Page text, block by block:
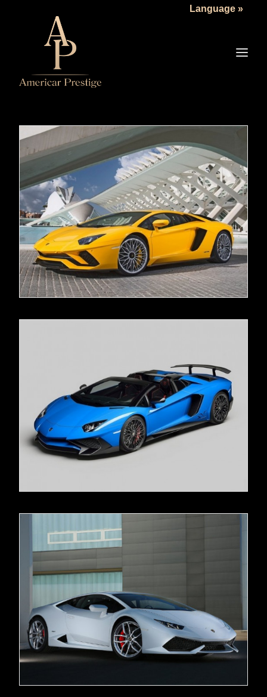
LA SOCIÉTÉ
LES VÉHICULES
TARIFS
NOUS CONTACTER
READ MORE
READ MORE
READ MORE
Language »